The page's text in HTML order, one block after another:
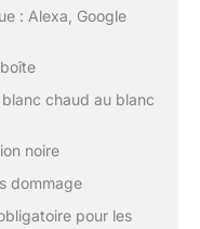
: Alexa, Google
chaud au blanc
noire
dommage
pour les